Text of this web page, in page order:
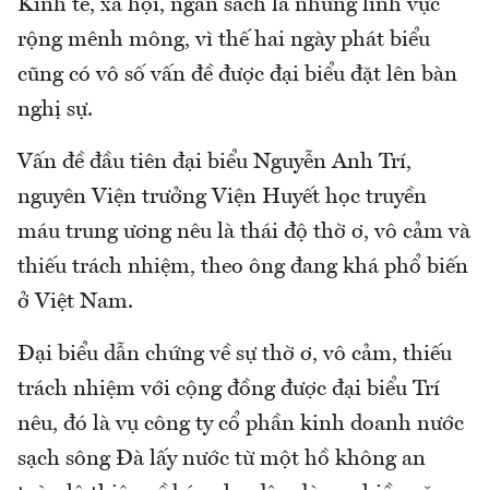
Kinh tế, xã hội, ngân sách là những lĩnh vực
rộng mênh mông, vì thế hai ngày phát biểu
cũng có vô số vấn đề được đại biểu đặt lên bàn
nghị sự.
Vấn đề đầu tiên đại biểu Nguyễn Anh Trí,
nguyên Viện trưởng Viện Huyết học truyền
máu trung ương nêu là thái độ thờ ơ, vô cảm và
thiếu trách nhiệm, theo ông đang khá phổ biến
ở Việt Nam.
Đại biểu dẫn chứng về sự thờ ơ, vô cảm, thiếu
trách nhiệm với cộng đồng được đại biểu Trí
nêu, đó là vụ công ty cổ phần kinh doanh nước
sạch sông Đà lấy nước từ một hồ không an